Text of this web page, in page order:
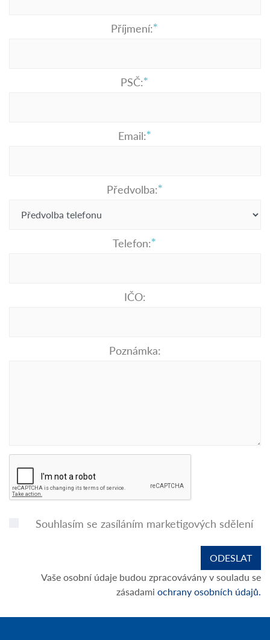
Příjmení:
PSČ:
Email:
Předvolba:
Telefon:
IČO:
Poznámka:
Souhlasím se zasíláním marketigových sdělení
Vaše osobní údaje budou zpracovávány v souladu se
zásadami ochrany osobních údajů.